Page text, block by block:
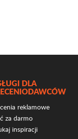
DLA
reklamowe
za darmo
inspiracji